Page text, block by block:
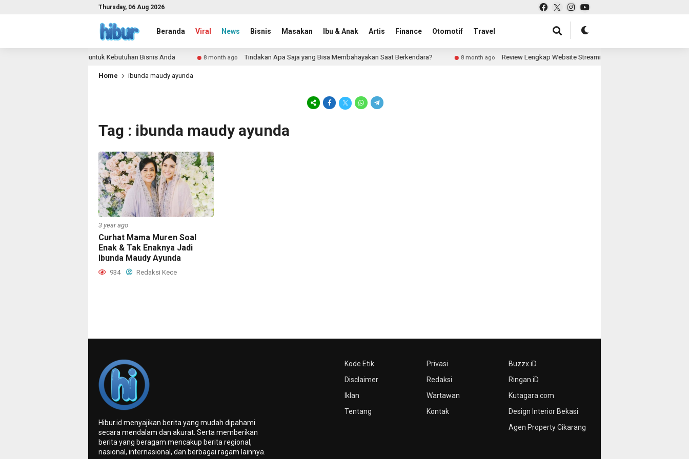
Thursday, 06 Aug 2026
Beranda Viral News Bisnis Masakan Ibu & Anak Artis Finance Otomotif Travel
Solusi Lengkap untuk Kebutuhan Bisnis Anda 8 month ago Tindakan Apa Saja yang Bisa Membahayakan Saat Berkendara? 8 month ago Review Lengkap Website Streaming Film: Kelebihan, Kekurangan,
Home ibunda maudy ayunda
Tag : ibunda maudy ayunda
3 year ago
Curhat Mama Muren Soal
Enak & Tak Enaknya Jadi
Ibunda Maudy Ayunda
934 Redaksi Kece
Kode Etik
Disclaimer
Iklan
Tentang
Privasi
Redaksi
Wartawan
Kontak
Buzzx.iD
Ringan.iD
Kutagara.com
Design Interior Bekasi
Agen Property Cikarang
Hibur.id menyajikan berita yang mudah dipahami
secara mendalam dan akurat. Serta memberikan
berita yang beragam mencakup berita regional,
nasional, internasional, dan berbagai ragam lainnya.